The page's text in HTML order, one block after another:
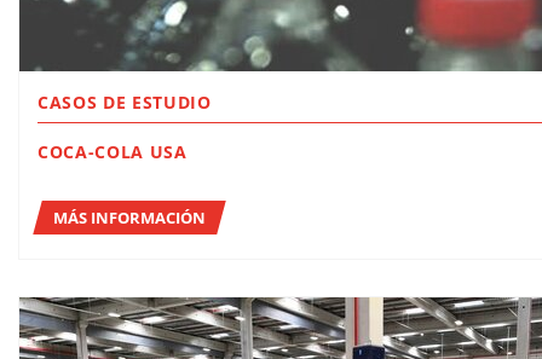
CASOS DE ESTUDIO
COCA-COLA USA
MÁS INFORMACIÓN